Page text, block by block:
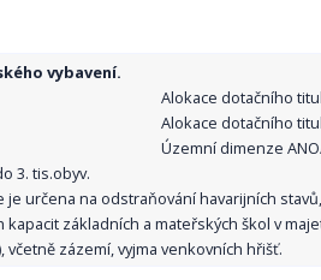
vybavení.
Alokace dotačního
Alokace dotačního
Územní dimenze
3. tis.obyv.
je určena na odstraňování havarijních
kapacit základních a mateřských škol v
včetně zázemí, vyjma venkovních hřišť.